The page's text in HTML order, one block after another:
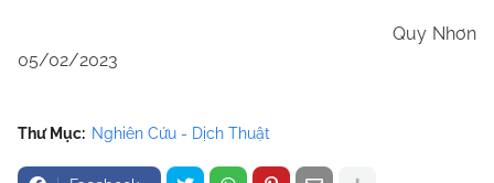
Quy Nhơn
05/02/2023
Thư Mục: Nghiên Cứu - Dịch Thuật